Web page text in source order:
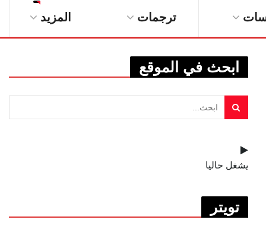
ترجمات المزيد
ابحث في الموقع
يشغل حاليا
تويتر